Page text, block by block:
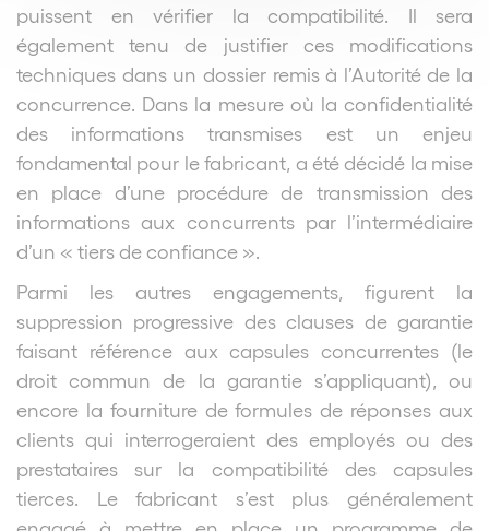
puissent en vérifier la compatibilité. Il sera
également tenu de justifier ces modifications
techniques dans un dossier remis à l’Autorité de la
concurrence. Dans la mesure où la confidentialité
des informations transmises est un enjeu
fondamental pour le fabricant, a été décidé la mise
en place d’une procédure de transmission des
informations aux concurrents par l’intermédiaire
d’un « tiers de confiance ».
Parmi les autres engagements, figurent la
suppression progressive des clauses de garantie
faisant référence aux capsules concurrentes (le
droit commun de la garantie s’appliquant), ou
encore la fourniture de formules de réponses aux
clients qui interrogeraient des employés ou des
prestataires sur la compatibilité des capsules
tierces. Le fabricant s’est plus généralement